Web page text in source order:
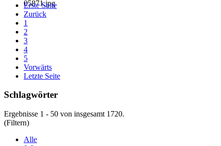
Erste Seite
Zurück
1
2
3
4
5
Vorwärts
Letzte Seite
Schlagwörter
Ergebnisse 1 - 50 von insgesamt 1720.
(Filtern)
Alle